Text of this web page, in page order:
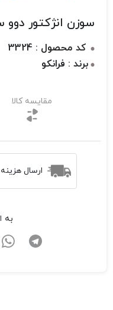
سوزن انژکتور دوو
کد محصول : 3324
برند : فرانکو
مقایسه کالا
ارسال هزینه
به